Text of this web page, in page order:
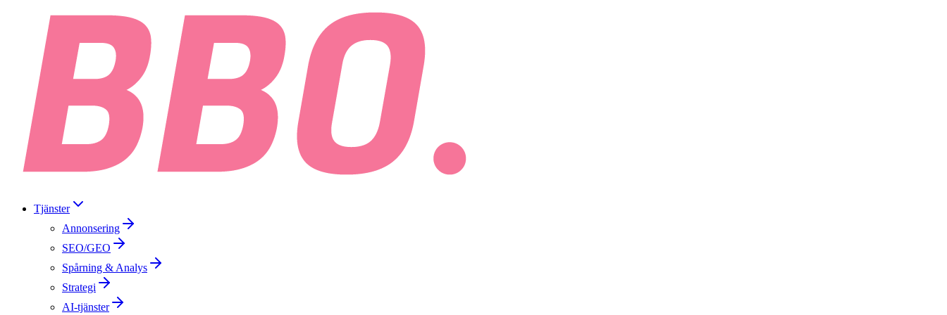
Tjänster
Annonsering
SEO/GEO
Spårning & Analys
Strategi
AI-tjänster